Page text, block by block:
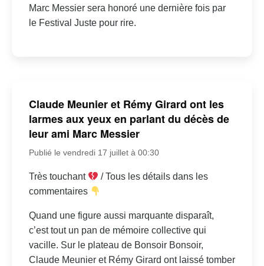
Marc Messier sera honoré une dernière fois par
le Festival Juste pour rire.
Claude Meunier et Rémy Girard ont les
larmes aux yeux en parlant du décès de
leur ami Marc Messier
Publié le vendredi 17 juillet à 00:30
Très touchant
/ Tous les détails dans les
commentaires
Quand une figure aussi marquante disparaît,
c’est tout un pan de mémoire collective qui
vacille. Sur le plateau de Bonsoir Bonsoir,
Claude Meunier et Rémy Girard ont laissé tomber